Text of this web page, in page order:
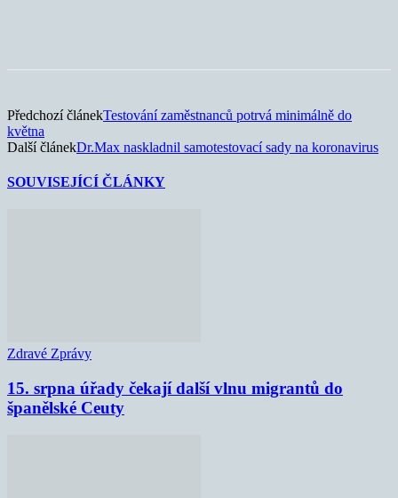
Předchozí článekTestování zaměstnanců potrvá minimálně do
května
Další článekDr.Max naskladnil samotestovací sady na koronavirus
SOUVISEJÍCÍ ČLÁNKY
Zdravé Zprávy
15. srpna úřady čekají další vlnu migrantů do
španělské Ceuty